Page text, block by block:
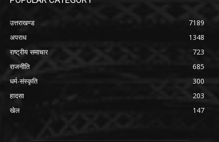
उत्तराखण्ड
7189
अपराध
1348
राष्ट्रीय समाचार
723
राजनीति
685
धर्म-संस्कृति
300
हादसा
203
खेल
147